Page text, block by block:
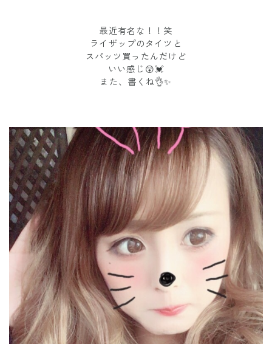
最近有名な！！笑
ライザップのタイツと
スパッツ買ったんだけど
いい感じ😲💓
また、書くね👌✨